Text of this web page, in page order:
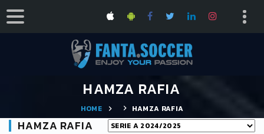
HAMZA RAFIA
HOME HAMZA RAFIA
HAMZA RAFIA